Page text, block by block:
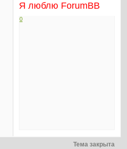
Я люблю ForumBB
0
Тема закрыта